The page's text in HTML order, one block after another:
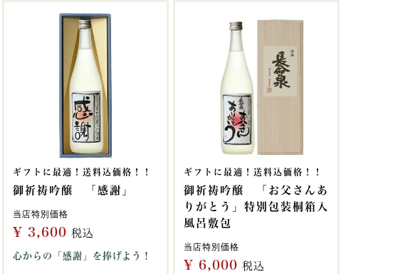
ギフトに最適！送料込価格！！
御祈祷吟醸 「感謝」
当店特別価格
¥ 3,600 税込
心からの「感謝」を捧げよう！
ギフトに最適！送料込価格！！
御祈祷吟醸 「お父さんあ
りがとう」特別包装桐箱入
風呂敷包
当店特別価格
¥ 6,000 税込